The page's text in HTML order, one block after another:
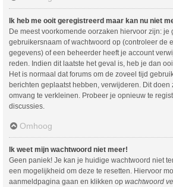
Ik heb me ooit geregistreerd maar kan nu niet
De meest voorkomende oorzaken hiervoor zijn: je
gebruikersnaam of wachtwoord op (controleer de
gegevens) of een beheerder heeft je account
reden. Indien dit laatste het geval is, heb je dan
Het is normaal dat forums om de zoveel tijd
berichten geplaatst hebben, verwijderen. Dit doen
omvang te verkleinen. Probeer je opnieuw te
discussies.
Omhoog
Ik weet mijn wachtwoord niet meer!
Geen paniek! Je kan je huidige wachtwoord niet
een mogelijkheid om deze te resetten. Hiervoor
aanmeldpagina gaan en klikken op wachtwoord